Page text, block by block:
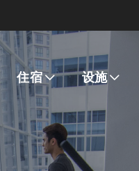
住宿 设施